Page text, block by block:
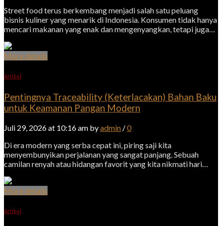
Street food terus berkembang menjadi salah satu peluang
bisnis kuliner yang menarik di Indonesia. Konsumen tidak hanya
mencari makanan yang enak dan mengenyangkan, tetapi juga…
More details
Artikel
Pentingnya Traceability (Keterlacakan) Bahan Baku
untuk Keamanan Pangan Modern
Juli 29, 2026 at 10:16 am byadmin /0
Di era modern yang serba cepat ini, piring saji kita
menyembunyikan perjalanan yang sangat panjang. Sebuah
camilan renyah atau hidangan favorit yang kita nikmati hari…
More details
Artikel